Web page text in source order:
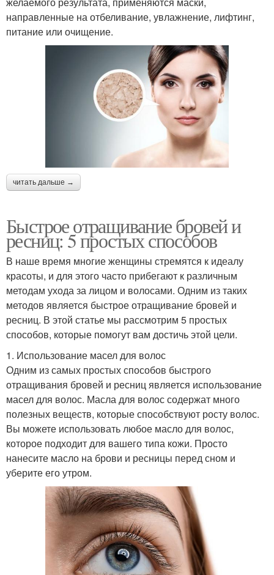
направленные на отбеливание, увлажнение, лифтинг,
питание или очищение.
читать дальше →
Быстрое отращивание бровей и
ресниц: 5 простых способов
В наше время многие женщины стремятся к идеалу
красоты, и для этого часто прибегают к различным
методам ухода за лицом и волосами. Одним из таких
методов является быстрое отращивание бровей и
ресниц. В этой статье мы рассмотрим 5 простых
способов, которые помогут вам достичь этой цели.
1. Использование масел для волос
Одним из самых простых способов быстрого
отращивания бровей и ресниц является использование
масел для волос. Масла для волос содержат много
полезных веществ, которые способствуют росту волос.
Вы можете использовать любое масло для волос,
которое подходит для вашего типа кожи. Просто
нанесите масло на брови и ресницы перед сном и
уберите его утром.